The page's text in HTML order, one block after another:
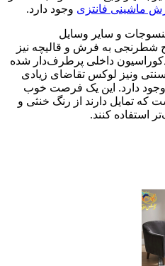
ماشینی فانتزی وجود دارد.
و سایر وسایل
شطرنجی به فرش و قالیچه نیز
داخلی پرطرف‌دار شده
ونیز لوکس تقاضای زیادی
دارد. این یک فرصت خوب
که تمایل دارند از رنگ خنثی و
استفاده کنند.